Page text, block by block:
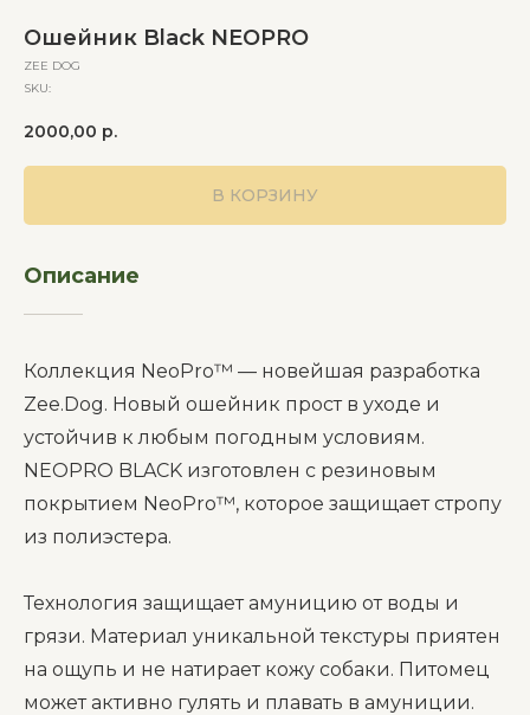
Ошейник Black NEOPRO
ZEE DOG
SKU:
2000,00 р.
В КОРЗИНУ
Описание
Коллекция NeoPro™ — новейшая разработка
Zee.Dog. Новый ошейник прост в уходе и
устойчив к любым погодным условиям.
NEOPRO BLACK изготовлен с резиновым
покрытием NeoPro™, которое защищает стропу
из полиэстера.
Технология защищает амуницию от воды и
грязи. Материал уникальной текстуры приятен
на ощупь и не натирает кожу собаки. Питомец
может активно гулять и плавать в амуниции.